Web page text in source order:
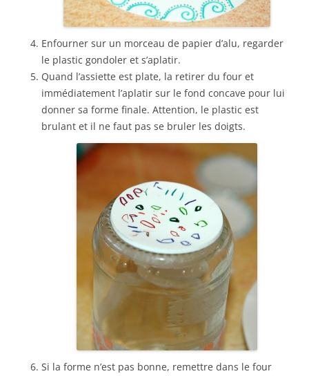
Enfourner sur un morceau de papier d’alu, regarder
le plastic gondoler et s’aplatir.
Quand l’assiette est plate, la retirer du four et
immédiatement l’aplatir sur le fond concave pour lui
donner sa forme finale. Attention, le plastic est
brulant et il ne faut pas se bruler les doigts.
Si la forme n’est pas bonne, remettre dans le four